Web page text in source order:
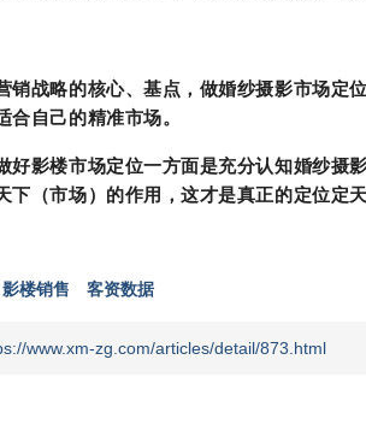
销战略的核心、基点，做婚纱摄影市场定
自己的精准市场。
好影楼市场定位一方面是充分认知婚纱
下（市场）的作用，这才是真正的定位定
影楼销售 客资数据
www.xm-zg.com/articles/detail/873.html